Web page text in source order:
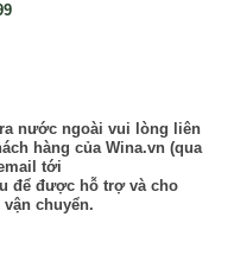
nước ngoài vui lòng liên
hàng của Wina.vn (qua
tới
để được hỗ trợ và cho
chuyển.